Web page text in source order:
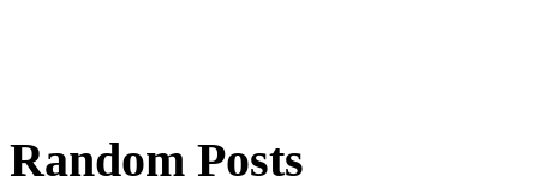
Random Posts